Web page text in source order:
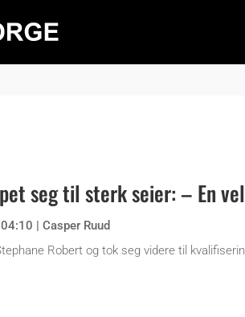
seg til sterk seier: – En
Casper Ruud
Robert og tok seg videre til